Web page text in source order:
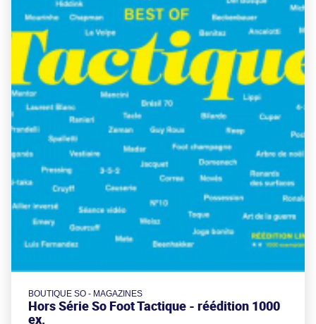
BOUTIQUE SO - MAGAZINES
Hors Série So Foot Tactique - réédition 1000
ex.